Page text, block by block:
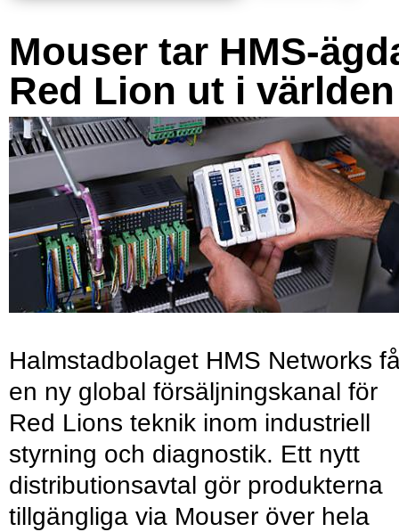
Mouser tar HMS-
Red Lion ut i världen
Halmstadbolaget HMS Networks
en ny global försäljningskanal för
Red Lions teknik inom industriell
styrning och diagnostik. Ett nytt
distributionsavtal gör produkterna
tillgängliga via Mouser över hela